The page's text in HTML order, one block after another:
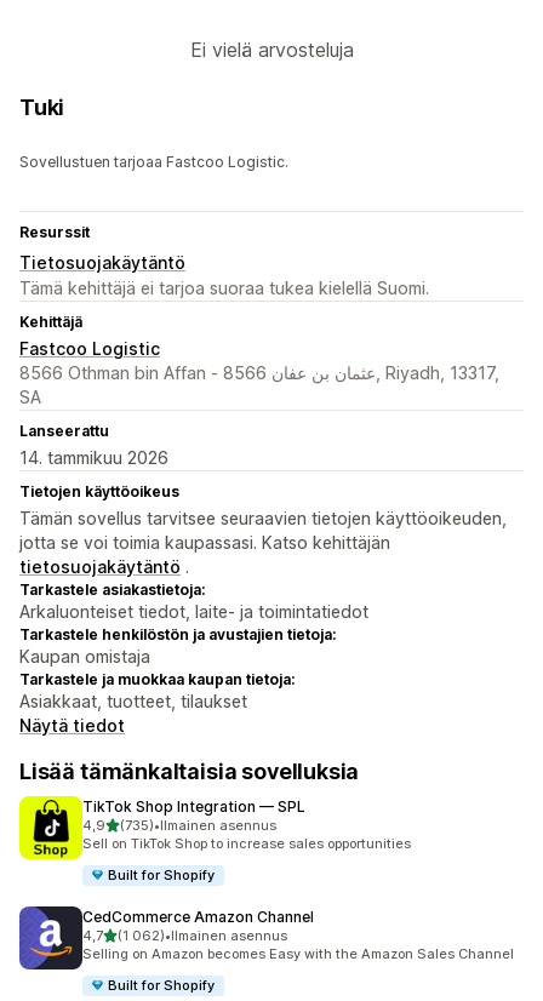
Ei vielä arvosteluja
Tuki
Sovellustuen tarjoaa Fastcoo Logistic.
Resurssit
Tietosuojakäytäntö
Tämä kehittäjä ei tarjoa suoraa tukea kielellä Suomi.
Kehittäjä
Fastcoo Logistic
8566 Othman bin Affan - عثمان بن عفان 8566, Riyadh, 13317,
SA
Lanseerattu
14. tammikuu 2026
Tietojen käyttöoikeus
Tämän sovellus tarvitsee seuraavien tietojen käyttöoikeuden,
jotta se voi toimia kaupassasi. Katso kehittäjän
tietosuojakäytäntö .
Tarkastele asiakastietoja:
Arkaluonteiset tiedot, laite- ja toimintatiedot
Tarkastele henkilöstön ja avustajien tietoja:
Kaupan omistaja
Tarkastele ja muokkaa kaupan tietoja:
Asiakkaat, tuotteet, tilaukset
Näytä tiedot
Lisää tämänkaltaisia sovelluksia
TikTok Shop Integration — SPL
4,9/ 5 tähteä
(735)
735 arvostelua yhteensä
•Ilmainen asennus
Sell on TikTok Shop to increase sales opportunities
Built for Shopify
CedCommerce Amazon Channel
4,7/ 5 tähteä
(1 062)
1062 arvostelua yhteensä
•Ilmainen asennus
Selling on Amazon becomes Easy with the Amazon Sales Channel
Built for Shopify